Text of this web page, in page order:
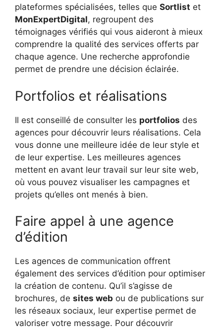
plateformes spécialisées, telles que Sortlist et
MonExpertDigital, regroupent des
témoignages vérifiés qui vous aideront à mieux
comprendre la qualité des services offerts par
chaque agence. Une recherche approfondie
permet de prendre une décision éclairée.
Portfolios et réalisations
Il est conseillé de consulter les portfolios des
agences pour découvrir leurs réalisations. Cela
vous donne une meilleure idée de leur style et
de leur expertise. Les meilleures agences
mettent en avant leur travail sur leur site web,
où vous pouvez visualiser les campagnes et
projets qu’elles ont menés à bien.
Faire appel à une agence
d’édition
Les agences de communication offrent
également des services d’édition pour optimiser
la création de contenu. Qu’il s’agisse de
brochures, de sites web ou de publications sur
les réseaux sociaux, leur expertise permet de
valoriser votre message. Pour découvrir